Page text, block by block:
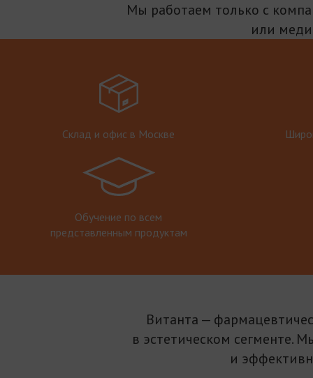
Мы работаем только с
или
Склад и офис в Москве
Обучение по всем
представленным продуктам
Витанта —
в эстетическом сегменте.
и